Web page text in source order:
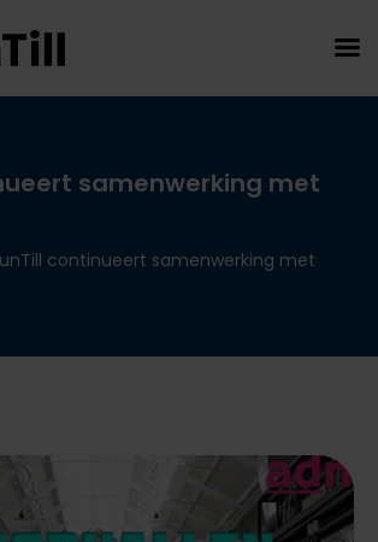
samenwerking met
unTill continueert samenwerking met